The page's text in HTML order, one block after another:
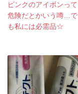
ピンクのアイボンって
危険だとかいう噂…で
も私には必需品☆